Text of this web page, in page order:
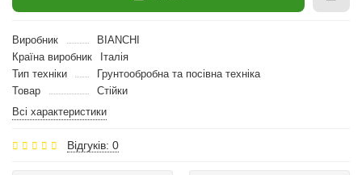
Виробник
BIANCHI
Країна виробник
Італія
Тип техніки
Грунтообробна та посівна техніка
Товар
Стійки
Всі характеристики
Відгуків: 0